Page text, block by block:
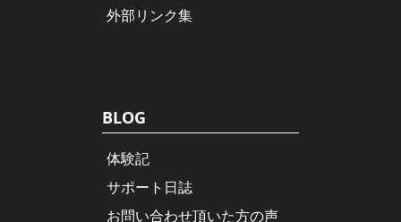
外部リンク集
BLOG
体験記
サポート日誌
お問い合わせ頂いた方の声